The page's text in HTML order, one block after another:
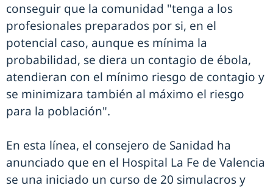
conseguir que la comunidad "tenga a los
profesionales preparados por si, en el
potencial caso, aunque es mínima la
probabilidad, se diera un contagio de ébola,
atendieran con el mínimo riesgo de contagio y
se minimizara también al máximo el riesgo
para la población".
En esta línea, el consejero de Sanidad ha
anunciado que en el Hospital La Fe de Valencia
se una iniciado un curso de 20 simulacros y